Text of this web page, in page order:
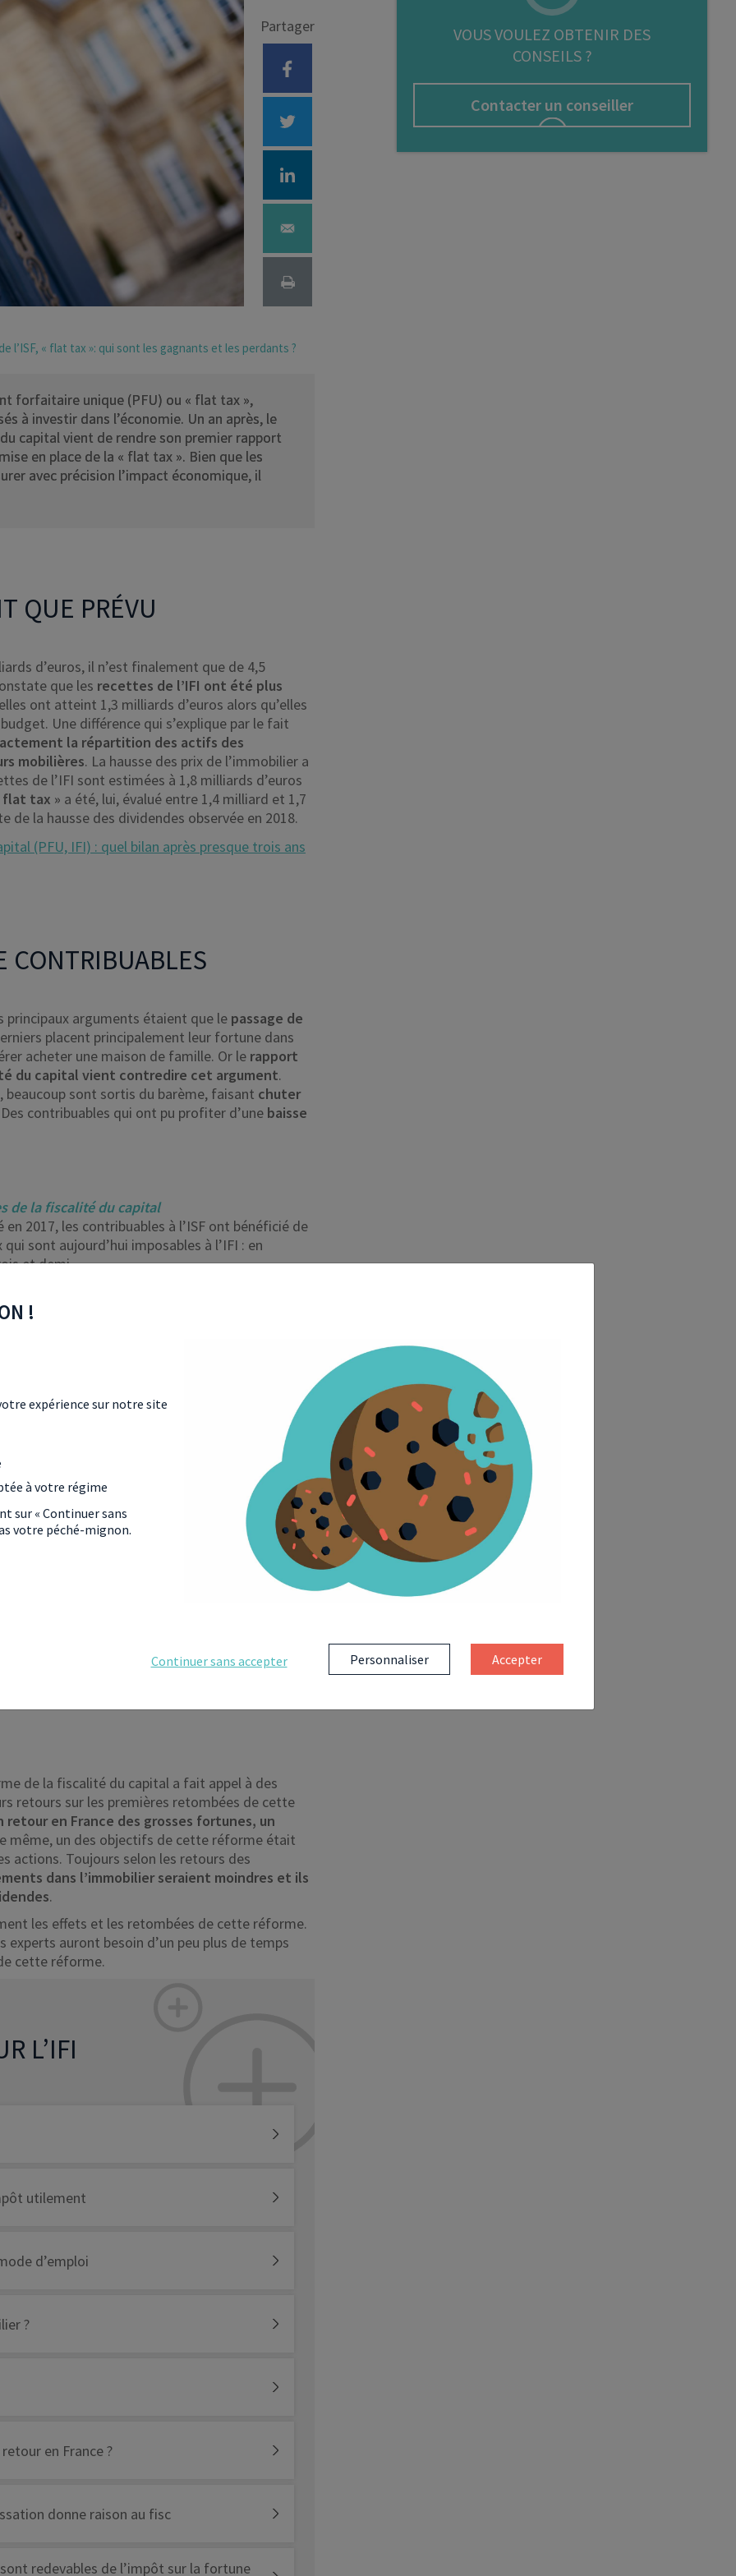
Déficit foncier
Anciens dispositifs
Investissement locatif
Partager
l’ISF, « flat tax »: qui sont les gagnants et les perdants ?
forfaitaire unique (PFU) ou « flat tax »,
à investir dans l’économie. Un an après, le
capital vient de rendre son premier rapport
en place de la « flat tax ». Bien que les
avec précision l’impact économique, il
QUE PRÉVU
d’euros, il n’est finalement que de 4,5
que les recettes de l’IFI ont été plus
ont atteint 1,3 milliards d’euros alors qu’elles
Une différence qui s’explique par le fait
la répartition des actifs des
mobilières. La hausse des prix de l’immobilier a
de l’IFI sont estimées à 1,8 milliards d’euros
flat tax » a été, lui, évalué entre 1,4 milliard et 1,7
la hausse des dividendes observée en 2018.
(PFU, IFI) : quel bilan après presque trois ans
CONTRIBUABLES
arguments étaient que le passage de
placent principalement leur fortune dans
acheter une maison de famille. Or le rapport
du capital vient contredire cet argument.
beaucoup sont sortis du barème, faisant chuter
Des contribuables qui ont pu profiter d’une baisse
de la fiscalité du capital
2017, les contribuables à l’ISF ont bénéficié de
sont aujourd’hui imposables à l’IFI : en
et demi.
GAGNANTS
les plus aisés perçoivent 57 % des gains
annuel d’un ménage est d’environ 6 500 euros
sur les 15 % de foyers les plus aisés
pour le tiers supérieur. Ces derniers
an en termes de train de vie.
CONSÉQUENCES DE
de la fiscalité du capital a fait appel à des
retours sur les premières retombées de cette
retour en France des grosses fortunes, un
même, un des objectifs de cette réforme était
actions. Toujours selon les retours des
dans l’immobilier seraient moindres et ils
.
les effets et les retombées de cette réforme.
auront besoin d’un peu plus de temps
cette réforme.
L’IFI
utilement
d’emploi
?
en France ?
donne raison au fisc
redevables de l’impôt sur la fortune
VOUS VOULEZ OBTENIR DES
CONSEILS ?
Contacter un conseiller
!
expérience sur notre site
à votre régime
sur « Continuer sans
votre péché-mignon.
Continuer sans accepter Personnaliser Accepter